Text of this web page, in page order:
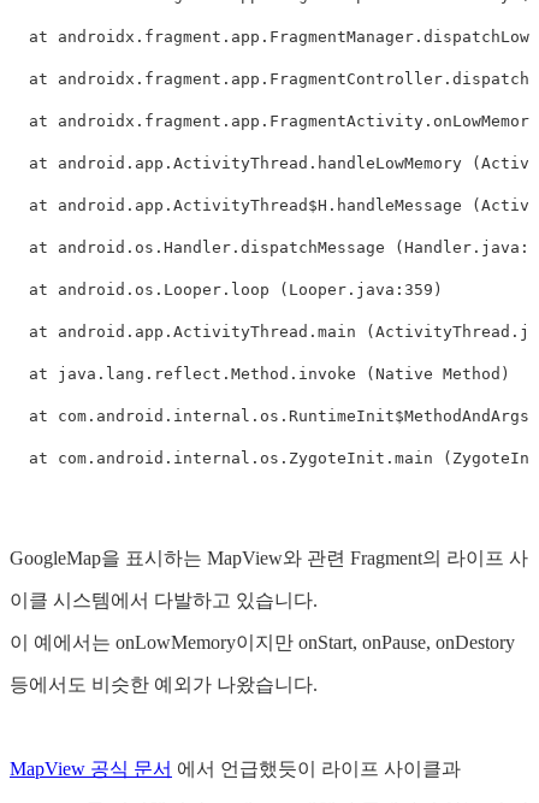
at
at
at
at android.app.ActivityThread.handleLowMemory
at android.app.ActivityThread$H.handleMessage
at android.os.Handler.dispatchMessage
  at android.os.Looper.loop (Looper.java:359)
at android.app.ActivityThread.main
  at java.lang.reflect.Method.invoke (Native Method)
at
GoogleMap을 표시하는 MapView와 관련 Fragment의 라이프 사
이클 시스템에서 다발하고 있습니다.
이 예에서는 onLowMemory이지만 onStart, onPause, onDestory
등에서도 비슷한 예외가 나왔습니다.
MapView 공식 문서 에서 언급했듯이 라이프 사이클과